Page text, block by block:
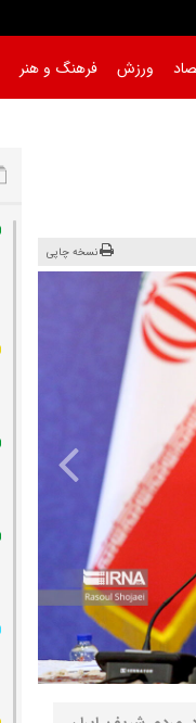
ورزش فرهنگ و هنر
نسخه چاپی